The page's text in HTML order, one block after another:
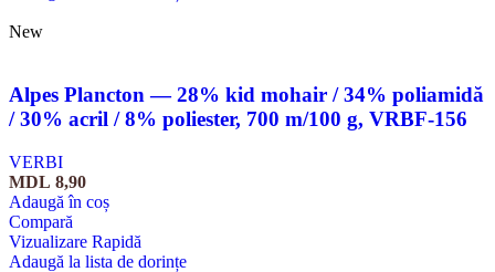
New
Alpes Plancton — 28% kid mohair / 34% poliamidă
/ 30% acril / 8% poliester, 700 m/100 g, VRBF-156
VERBI
MDL 8,90
Adaugă în coș
Compară
Vizualizare Rapidă
Adaugă la lista de dorințe